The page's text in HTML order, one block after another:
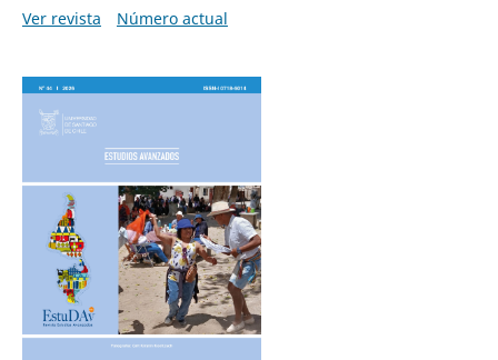
Ver revista
Número actual